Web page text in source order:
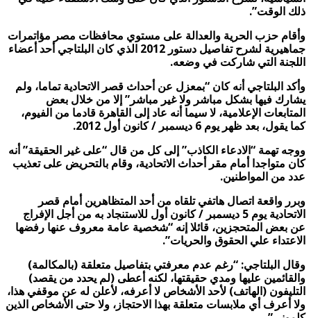
ذلك الوقت”.
وأقام حزب الحرية والعدالة على مستوي محافظات مصر مؤاتمرات
جماهيرية لشرح تفاصيل دستور 2012 الذي كان البلتاجي أحد أعضاء
اللجنة التي شاركت في وضعه.
وأكد البلتاجي أنه كان “بمعزل عن أحداث قصر الاتحادية تماما، ولم
يشارك فيها بشكل مباشر ولا غير مباشر” إلا من خلال بعض
المتابعات الإعلامية، لا سيما أنه عاد إلى القاهرة قادما من الفيوم،
كما يقول، بعد ظهر يوم 6 ديسمبر / كانون أول 2012.
ووجه تهمة “الادعاء الكاذب” إلى كل من قال “على غير الحقيقة” أنه
كان متواجدا أمام مقر أحداث الاتحادية، وقام بالتحريض على تعذيب
عدد من المواطنين.
وبرر واقعة اتصال هاتفي تلقاه من أحد المتظاهرين أمام قصر
الاتحادية يوم 5 ديسمبر / كانون أول للاستنجاد به من أجل الإفراج
عن بعض المتحجزين، قائلا إنه “شخصية عامة معروف عنها رفضها
الاعتداء علي الحقوق والحريات”.
وقال البلتاجي: “رغم عدم معرفتي بتفاصيل متعلقة (بالمكالمة)
والقائمين عليها ومدي حقيقتها، لكنه أعطى (لم يحدد من يقصد)
التليفون (الهاتف) لأحد الأشخاص لا أعرفه، لأعلن له عن موقفي هذا،
ولا أعرف أي ملابسات متعلقة بهذا الاحتجاز، ولا حتى الأشخاص الذين